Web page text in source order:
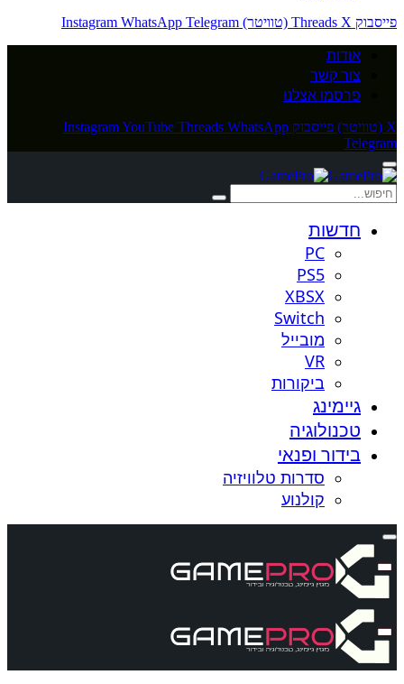
פייסבוק
Threads X (טוויטר) Instagram WhatsApp Telegram
אודות
צור קשר
פרסמו אצלנו
X (טוויטר) פייסבוק InstagramYouTube Threads WhatsApp
Telegram
חדשות
PC
PS5
XBSX
Switch
מובייל
VR
ביקורות
גיימינג
טכנולוגיה
בידור ופנאי
סדרות טלוויזיה
קולנוע